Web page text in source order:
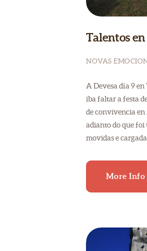
Talentos
NOVAS
A Devesa día 9 en
iba faltar a festa
de convivencia en
adianto do que foi
movidas e
More Info